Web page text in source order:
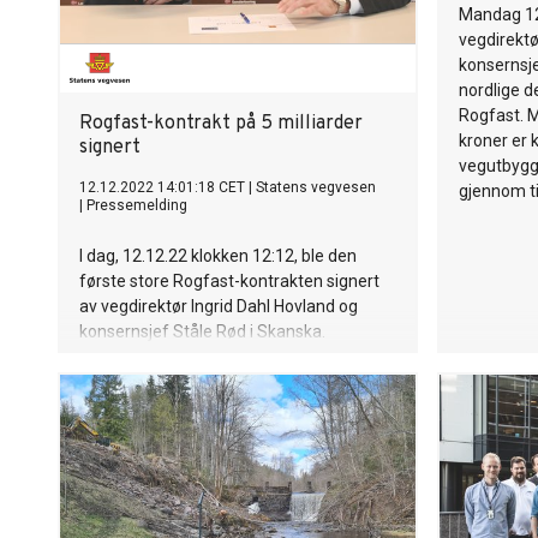
Rogfast-kontrakt på 5 milliarder
signert
12.12.2022 14:01:18 CET
Statens vegvesen
Pressemelding
I dag, 12.12.22 klokken 12:12, ble den
første store Rogfast-kontrakten signert
av vegdirektør Ingrid Dahl Hovland og
konsernsjef Ståle Rød i Skanska.
bygge den 26,7 kilometer lange
undersjøiske tunnelen mellom Randaberg
i sør til Bokn i nord.
Mandag
nordlige
Rogfast.
kroner er
gjennom